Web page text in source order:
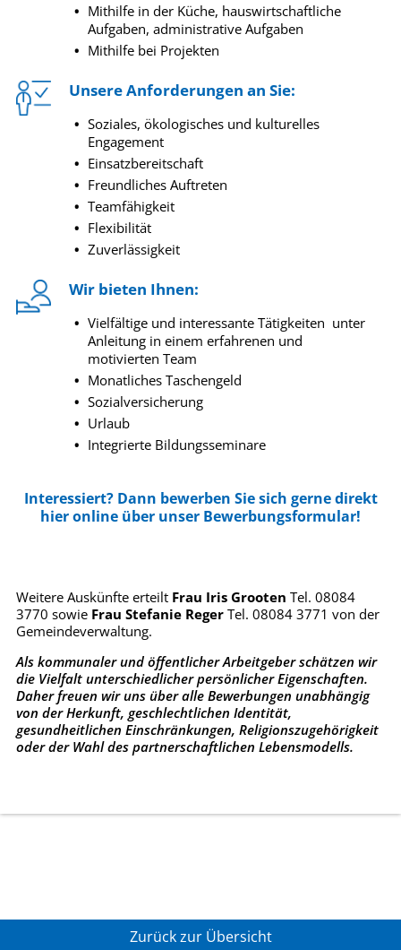
Mithilfe in der Küche, hauswirtschaftliche
Aufgaben, administrative Aufgaben
Mithilfe bei Projekten
Unsere Anforderungen an Sie:
Soziales, ökologisches und kulturelles
Engagement
Einsatzbereitschaft
Freundliches Auftreten
Teamfähigkeit
Flexibilität
Zuverlässigkeit
Wir bieten Ihnen:
Vielfältige und interessante Tätigkeiten unter
Anleitung in einem erfahrenen und
motivierten Team
Monatliches Taschengeld
Sozialversicherung
Urlaub
Integrierte Bildungsseminare
Interessiert? Dann bewerben Sie sich gerne direkt
hier online über unser Bewerbungsformular!
Weitere Auskünfte erteilt Frau Iris Grooten Tel. 08084
3770 sowie Frau Stefanie RegerTel. 08084 3771 von der
Gemeindeverwaltung.
Als kommunaler und öffentlicher Arbeitgeber schätzen wir
die Vielfalt unterschiedlicher persönlicher Eigenschaften.
Daher freuen wir uns über alle Bewerbungen unabhängig
von der Herkunft, geschlechtlichen Identität,
gesundheitlichen Einschränkungen, Religionszugehörigkeit
oder der Wahl des partnerschaftlichen Lebensmodells.
Zurück zur Übersicht